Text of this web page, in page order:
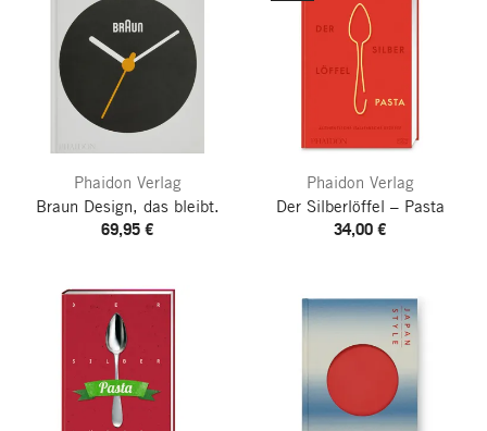
Phaidon Verlag
Braun Design, das bleibt.
69,95 €
Phaidon Verlag
Der Silberlöffel – Pasta
34,00 €